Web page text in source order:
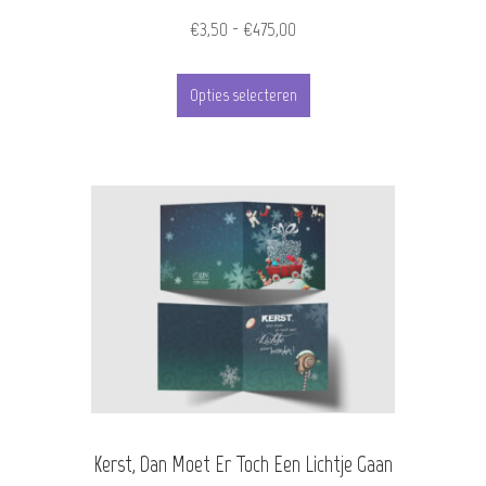
€3,50 - €475,00
tot
Opties selecteren
Dit
product
meerdere
variaties.
Deze
optie
kan
gekozen
op
Kerst, Dan Moet Er Toch Een Lichtje Gaan